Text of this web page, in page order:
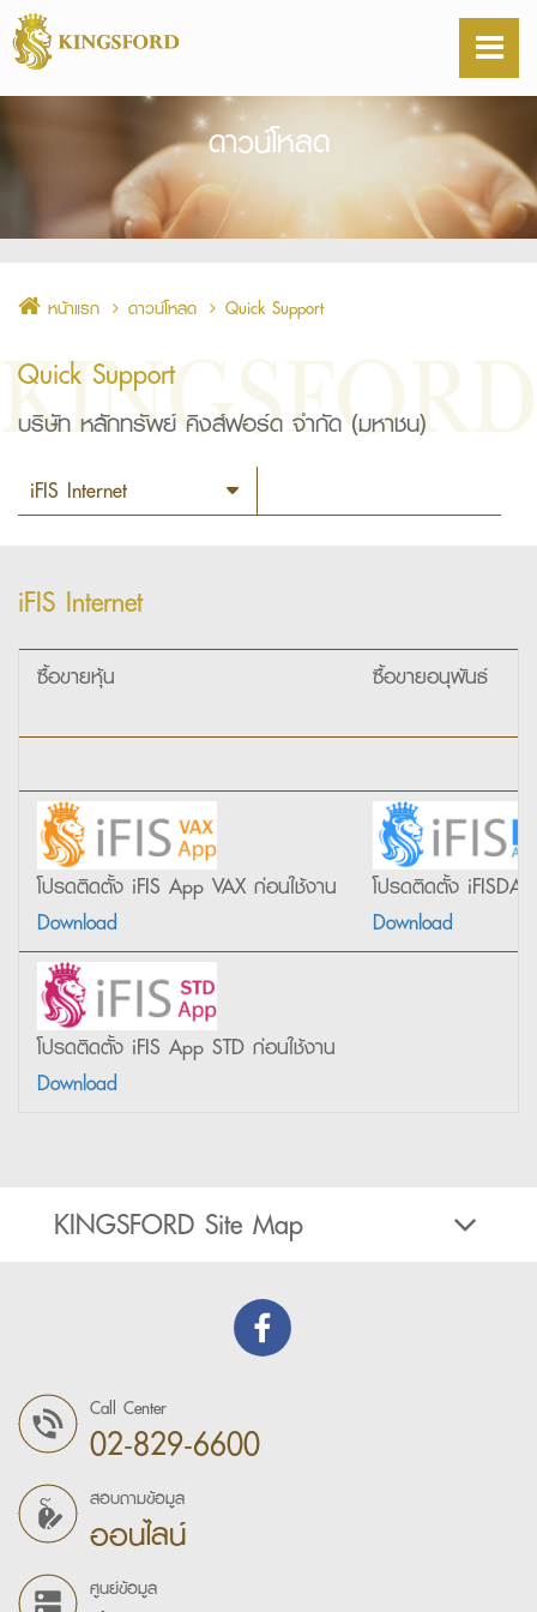
ดาวน์โหลด
หน้าแรก ดาวน์โหลด Quick Support
Quick Support
บริษัท หลักทรัพย์ คิงส์ฟอร์ด จำกัด (มหาชน)
iFIS Internet
ซื้อขายหุ้น ซื้อขายอนุพันธ์
โปรดติดตั้ง iFIS App VAX ก่อนใช้งาน
Download
โปรดติดตั้ง
Download
โปรดติดตั้ง iFIS App STD ก่อนใช้งาน
Download
KINGSFORD Site Map
Call Center
02-829-6600
สอบถามข้อมูล
ออนไลน์
ศูนย์ข้อมูล